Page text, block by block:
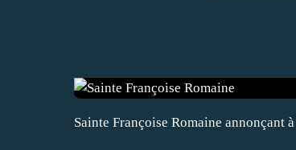
Sainte Françoise Romaine annonçant